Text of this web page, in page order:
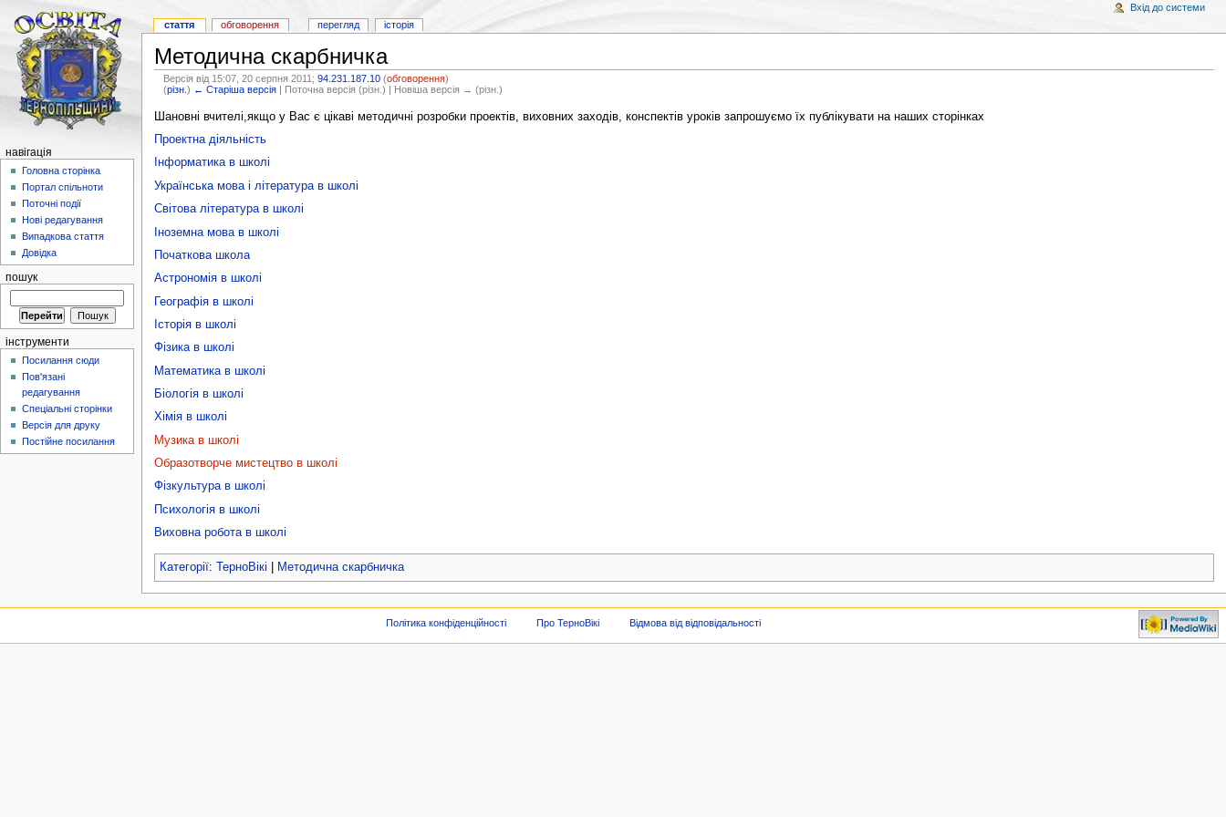
Методична скарбничка
Версія від 15:07, 20 серпня 2011;94.231.187.10 (обговорення)
(різн.) ← Старіша версія | Поточна версія (різн.) | Новіша версія → (різн.)
Шановні вчителі,якщо у Вас є цікаві методичні розробки проектів, виховних заходів, конспектів уроків запрошуємо їх публікувати на наших сторінках
Проектна діяльність
Інформатика в школі
Українська мова і література в школі
Світова література в школі
Іноземна мова в школі
Початкова школа
Астрономія в школі
Географія в школі
Історія в школі
Фізика в школі
Математика в школі
Біологія в школі
Хімія в школі
Музика в школі
Образотворче мистецтво в школі
Фізкультура в школі
Психологія в школі
Виховна робота в школі
Категорії: ТерноВікі Методична скарбничка
стаття обговорення перегляд історія
Вхід до системи
навігація
Головна сторінка
Портал спільноти
Поточні події
Нові редагування
Випадкова стаття
Довідка
пошук
інструменти
Посилання сюди
Пов'язані
редагування
Спеціальні сторінки
Версія для друку
Постійне посилання
Політика конфіденційності Про ТерноВікі Відмова від відповідальності